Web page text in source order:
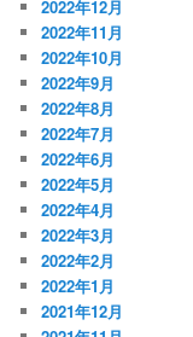
2022年12月
2022年11月
2022年10月
2022年9月
2022年8月
2022年7月
2022年6月
2022年5月
2022年4月
2022年3月
2022年2月
2022年1月
2021年12月